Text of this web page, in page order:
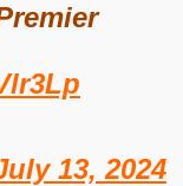
13, 2024